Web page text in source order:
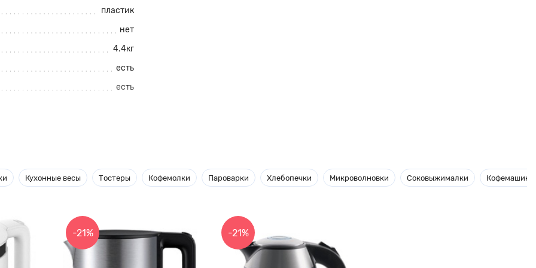
пластик
нет
4.4кг
есть
есть
качества предыдущих моделей
и протирании продуктов
продавливания продуктов
питательных веществ.
для получения
Кухонные весы Тостеры Кофемолки Пароварки Хлебопечки Микроволновки Соковыжималки Кофемашины
-21% -21%